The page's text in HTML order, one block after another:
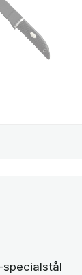
specialstål